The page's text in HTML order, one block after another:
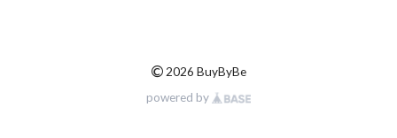
© 2026 BuyByBe
powered by